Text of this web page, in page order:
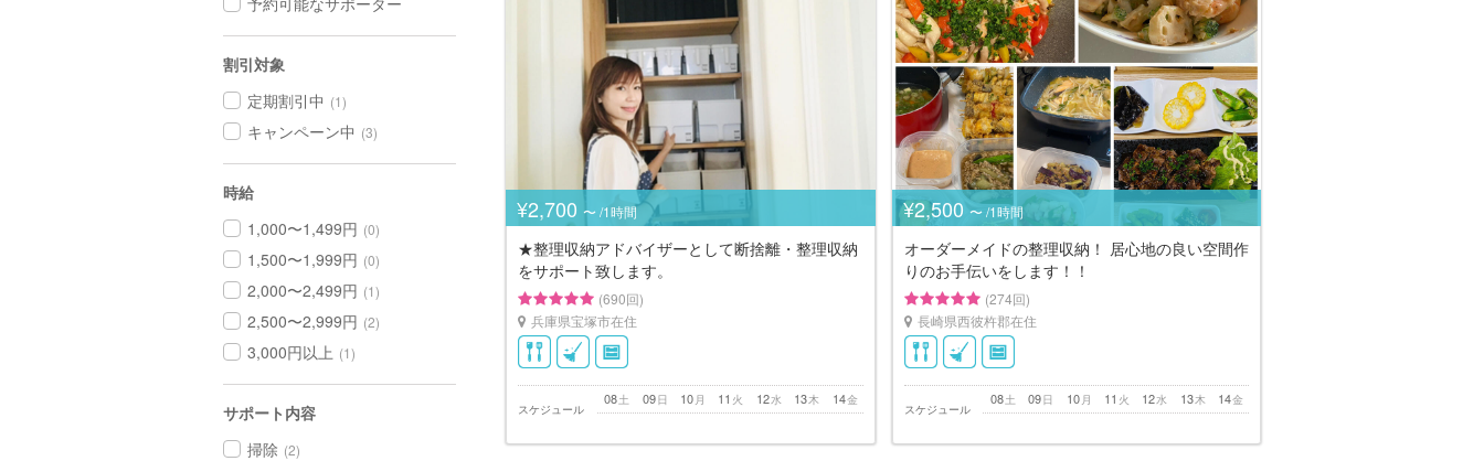
割引対象
定期割引中 (1)
キャンペーン中 (3)
時給
1,000〜1,499円 (0)
1,500〜1,999円 (0)
2,000〜2,499円 (1)
2,500〜2,999円 (2)
3,000円以上 (1)
サポート内容
掃除 (2)
¥2,700 〜 /1時間
★整理収納アドバイザーとして断捨離・整理収納
をサポート致します。
(690回)
兵庫県宝塚市在住
スケジュール
土
08 日
09 月
10 火
11 水
12 木
13 金
14
¥2,500 〜 /1時間
オーダーメイドの整理収納！ 居心地の良い空間作
りのお手伝いをします！！
(274回)
長崎県西彼杵郡在住
スケジュール
土
08 日
09 月
10 火
11 水
12 木
13 金
14